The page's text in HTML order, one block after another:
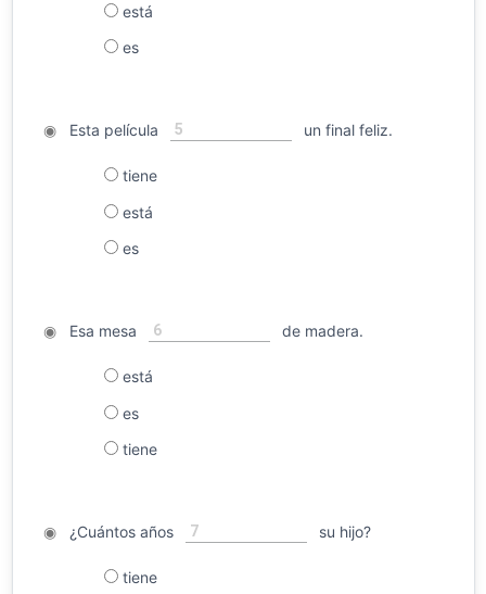
está
es
◉Esta película 5 un final feliz.
tiene
está
es
◉Esa mesa 6 de madera.
está
es
tiene
◉¿Cuántos años 7 su hijo?
tiene